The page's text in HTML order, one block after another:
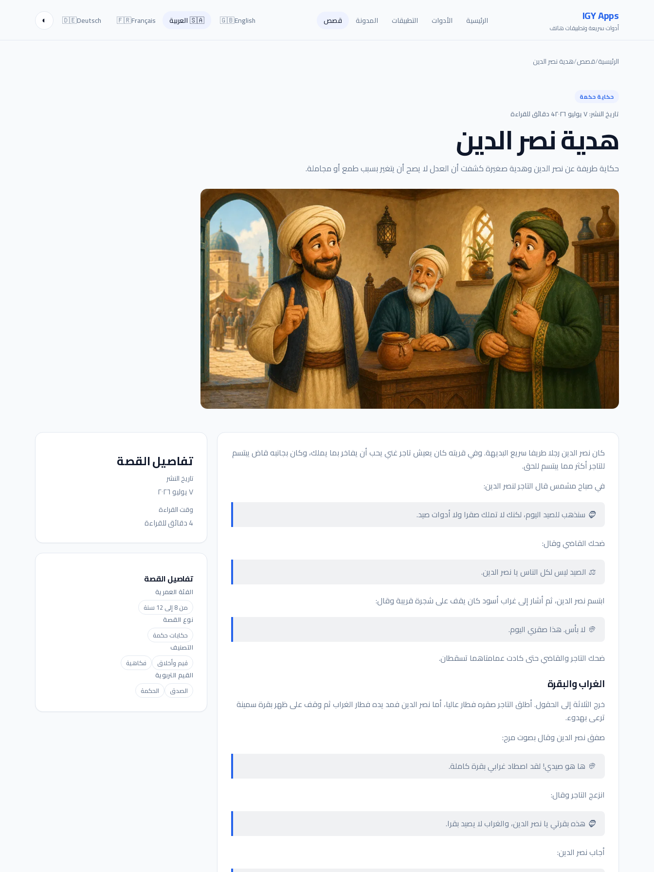
IGY Apps
أدوات سريعة وتطبيقات هاتف
الرئيسية الأدوات التطبيقات المدونة قصص 🇬🇧English
🇸🇦العربية 🇫🇷Français
🇩🇪Deutsch
◐
الرئيسية/قصص/هدية نصر الدين
حكاية حكمة
تاريخ النشر: ٧ يوليو ٢٠٢٦ 4 دقائق للقراءة
هدية نصر الدين
حكاية طريفة عن نصر الدين وهدية صغيرة كشفت أن العدل لا يصح أن يتغير بسبب طمع أو مجاملة.
كان نصر الدين رجلا طريفا سريع البديهة. وفي قريته كان يعيش تاجر غني يحب أن يفاخر بما يملك، وكان بجانبه قاض يبتسم
للتاجر أكثر مما يبتسم للحق.
في صباح مشمس قال التاجر لنصر الدين:
🧔 سنذهب للصيد اليوم، لكنك لا تملك صقرا ولا أدوات صيد.
ضحك القاضي وقال:
⚖️ الصيد ليس لكل الناس يا نصر الدين.
ابتسم نصر الدين، ثم أشار إلى غراب أسود كان يقف على شجرة قريبة وقال:
👳 لا بأس. هذا صقري اليوم.
ضحك التاجر والقاضي حتى كادت عمامتاهما تسقطان.
الغراب والبقرة
خرج الثلاثة إلى الحقول. أطلق التاجر صقره فطار عاليا، أما نصر الدين فمد يده فطار الغراب ثم وقف على ظهر بقرة سمينة
ترعى بهدوء.
صفق نصر الدين وقال بصوت مرح:
👳 ها هو صيدي! لقد اصطاد غرابي بقرة كاملة.
انزعج التاجر وقال:
🧔 هذه بقرتي يا نصر الدين، والغراب لا يصيد بقرا.
أجاب نصر الدين:
تفاصيل القصة
تاريخ النشر
٧ يوليو ٢٠٢٦
وقت القراءة
4 دقائق للقراءة
تفاصيل القصة
الفئة العمرية
من 8 إلى 12 سنة
نوع القصة
حكايات حكمة
التصنيف
قيم وأخلاق
فكاهية
القيم التربوية
الصدق
الحكمة